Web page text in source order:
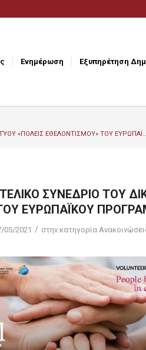
Ενημέρωση Εξυπηρέτηση
«ΠΟΛΕΙΣ ΕΘΕΛΟΝΤΙΣΜΟΥ» ΤΟΥ ΕΥΡΩΠΑΪ...
ΣΥΝΕΔΡΙΟ ΤΟΥ
ΕΥΡΩΠΑΪΚΟΥ
05/2021 / στην κατηγορία